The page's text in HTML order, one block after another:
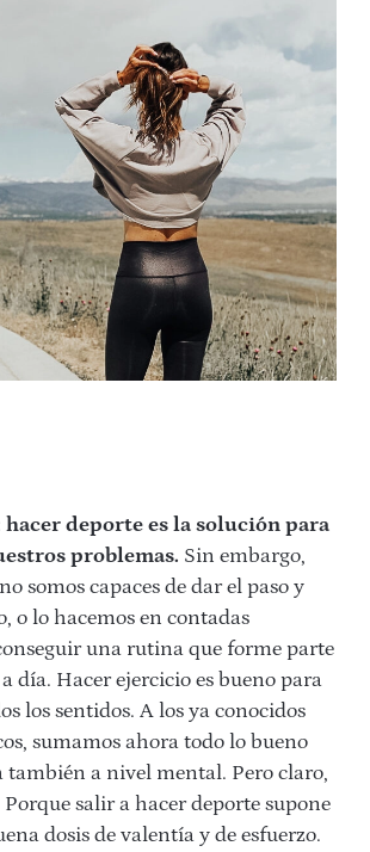
hacer deporte es la solución para
problemas. Sin embargo,
somos capaces de dar el paso y
o lo hacemos en contadas
una rutina que forme parte
día. Hacer ejercicio es bueno para
los sentidos. A los ya conocidos
sumamos ahora todo lo bueno
también a nivel mental. Pero claro,
salir a hacer deporte supone
dosis de valentía y de esfuerzo.